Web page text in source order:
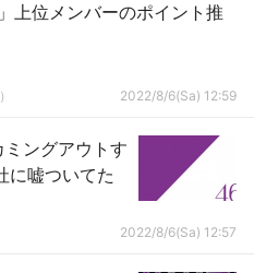
上位メンバーのポイント推
2022/8/6(Sa) 12:59
ミングアウトす
に嘘ついてた
2022/8/6(Sa) 12:57